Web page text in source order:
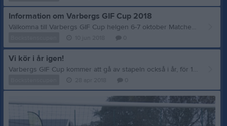
Information om Varbergs GIF Cup 2018
Välkomna till Varbergs GIF Cup helgen 6-7 oktober Matcherna kommer även i år spelas på gräsplaner på Håstens IP. Visar det sig att gräsplanerna inte håller för spel på grund av för mycket regn under oktober kan det bli aktuellt att matcherna spelas på konstgräsplaner men då på olika platser i Varberg. Gruppspel Lagen kommer indelas i 4 grupper med 5 lag i varje grupp. Det blir totalt 4 gruppspelsmatcher för varje lag. 3 st på lördagen och en på söndagen. Slutspel Slutspelet delas upp i A resp. B slutspel. I A-slutspel spelar 2 bästa lagen i varje grupp. I B-slutspel spelar 3:an och 4:an i varje grupp. Sista placeringen i gruppspelet är inte med i något slutspel. Slutspelet spelas efter sista gruppspelsmatchen på söndagen. Slutspelsmatcherna blir kvartsfinal, semifinal, final och spel om tredjeplacering Inga placeringsmatcher utöver spel om tredjeplacering. Speltid 2x20 minuter. Överåriga Maximalt 2 st överåriga (15 år) får vara med i laget. Legitimering Legitimering kommer att göras av samtliga spelare innan laget spelar sin första match. Spelare Spelare skall vara registrerade/licensierade för den förening man representerar. Grönt kort Samtliga ledare som coachar lag från Halland vid match skall ha genomgått kursen Grönt kort – Leda laget. Intyg för genomgången kurs skall bäras runt halsen. Boende Boende kommer att även i år anordnas på Håstensskolan som ligger med gångavstånd till planerna samt Påskbergsskolan som ligger 5 minuters bilfärd från Håstens IP. Antalet klassrum är begränsat och är i första hand riktat till lag som ej har möjlighet att köra fram och tillbaka under dagen. Kostnaden för boende är 200 kr per natt och person. Antalet spelare Antalet spelare i varje lag för övernattande är begränsat till 18 st med hänsyn till klassrummens storlek. Servering För boende ingår frukost på lördag och söndag morgon. Möjlighet finns att beställa lunch på lördag och söndag samt kvällsmat på lördag. Serveringen sker i Håstensskolans matsal. Kostnaden för lunch är 75 kr per måltid och kvällsmat 85 kr per måltid. Det kommer även finnas cafeteria på spelområdet med möjlighet att köpa hamburgare, korv med bröd mm. Anmälningsavgift Anmälningsavgiften är 1900 kr/lag. Anmälan Anmälan görs till e-post info.elitcup@varbergsgif.se Anmälningsavgiften betalas in senast 30/7 på bankgiro 241-0611. Viktigt att ni anger vilket lag som meddelande. Kontakt Vid frågor kontakta oss gärna via info.elitcup@varbergsgif.se Information Gå även in på vår hemsida www.bockstenscupen.se där vi uppdaterar regelbundet. OBS! Halländska lag som deltar får ej ha seriematcher inplanerade denna helg.
Vi kör i år igen!
Varbergs GIF Cup kommer att gå av stapeln också i år, för 14-åringar under första helgen i oktober. Vi återkommer med mer info framigenom!